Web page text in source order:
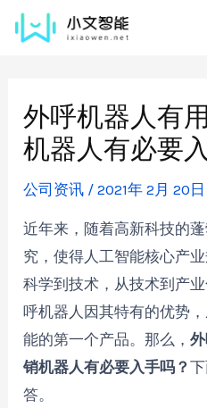
外呼机器人有
机器人有必要
公司资讯 /2021年 2月 20日
近年来，随着高新科技的
究，使得人工智能核心产
科学到技术，从技术到产
呼机器人因其特有的优势
能的第一个产品。那么，
销机器人有必要入手吗？
答。